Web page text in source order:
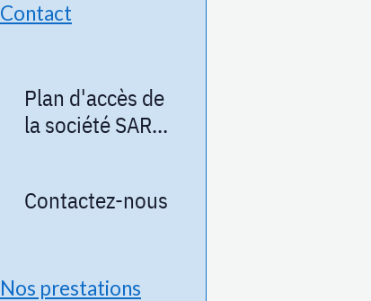
Contact
Plan d'accès de
la société SARL
Contactez-nous
Nos prestations